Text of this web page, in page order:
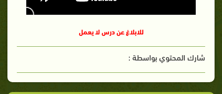
للابلاغ عن درس لا يعمل
شارك المحتوي بواسطة :